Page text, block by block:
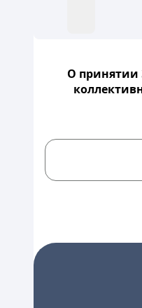
О принятии